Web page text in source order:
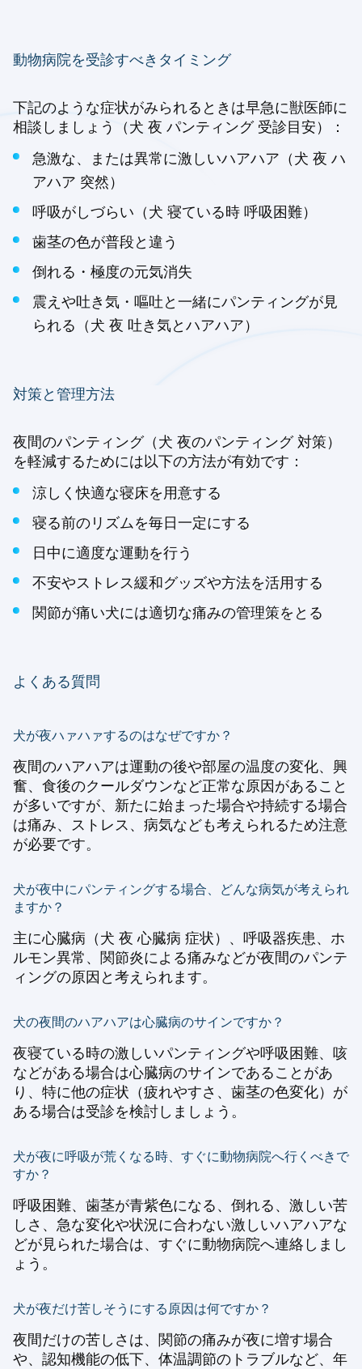
動物病院を受診すべきタイミング
下記のような症状がみられるときは早急に獣医師に
相談しましょう（犬 夜 パンティング 受診目安）：
急激な、または異常に激しいハアハア（犬 夜 ハ
アハア 突然）
呼吸がしづらい（犬 寝ている時 呼吸困難）
歯茎の色が普段と違う
倒れる・極度の元気消失
震えや吐き気・嘔吐と一緒にパンティングが見
られる（犬 夜 吐き気とハアハア）
対策と管理方法
夜間のパンティング（犬 夜のパンティング 対策）
を軽減するためには以下の方法が有効です：
涼しく快適な寝床を用意する
寝る前のリズムを毎日一定にする
日中に適度な運動を行う
不安やストレス緩和グッズや方法を活用する
関節が痛い犬には適切な痛みの管理策をとる
よくある質問
犬が夜ハァハァするのはなぜですか？
夜間のハアハアは運動の後や部屋の温度の変化、興
奮、食後のクールダウンなど正常な原因があること
が多いですが、新たに始まった場合や持続する場合
は痛み、ストレス、病気なども考えられるため注意
が必要です。
犬が夜中にパンティングする場合、どんな病気が考えられ
ますか？
主に心臓病（犬 夜 心臓病 症状）、呼吸器疾患、ホ
ルモン異常、関節炎による痛みなどが夜間のパンテ
ィングの原因と考えられます。
犬の夜間のハアハアは心臓病のサインですか？
夜寝ている時の激しいパンティングや呼吸困難、咳
などがある場合は心臓病のサインであることがあ
り、特に他の症状（疲れやすさ、歯茎の色変化）が
ある場合は受診を検討しましょう。
犬が夜に呼吸が荒くなる時、すぐに動物病院へ行くべきで
すか？
呼吸困難、歯茎が青紫色になる、倒れる、激しい苦
しさ、急な変化や状況に合わない激しいハアハアな
どが見られた場合は、すぐに動物病院へ連絡しまし
ょう。
犬が夜だけ苦しそうにする原因は何ですか？
夜間だけの苦しさは、関節の痛みが夜に増す場合
や、認知機能の低下、体温調節のトラブルなど、年